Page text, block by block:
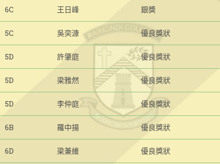
6C 王日峰 銀獎
5C 吳奕漮 優良獎狀
5D 許肇庭 優良獎狀
5D 梁雅然 優良獎狀
5D 李仲庭 優良獎狀
6B 羅中揚 優良獎狀
6D 梁兼維 優良獎狀